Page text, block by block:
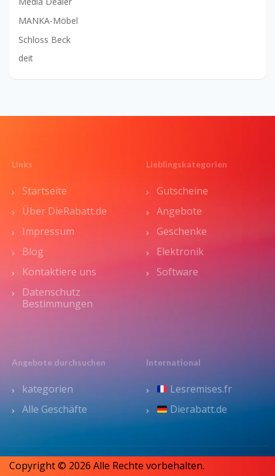
MANKA-Möbel
Schloss Beck
deit
Links
Startseite
Über DieRabatt.de
Impressum
Blog
Kontaktiere uns
Datenschutz
Bestimmungen
Lieblingskategorien
Gutscheine
Angebote
Geschenke
Elektronik
Software
Angebote durchsuchen
kategorien
Alle Geschäfte
International
Lesremises.fr
Dierabatt.de
Copyright © 2026 Alle Rechte vorbehalten.